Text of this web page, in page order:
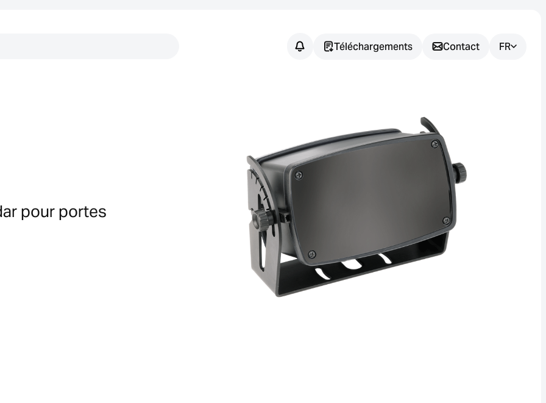
Téléchargements Contact FR
pour portes
questions ?
Nous vous aidons à trouver la
solution de capteur adaptée à